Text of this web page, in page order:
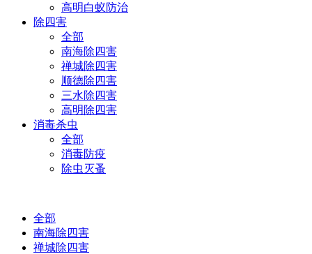
高明白蚁防治
除四害
全部
南海除四害
禅城除四害
顺德除四害
三水除四害
高明除四害
消毒杀虫
全部
消毒防疫
除虫灭蚤
全部
南海除四害
禅城除四害